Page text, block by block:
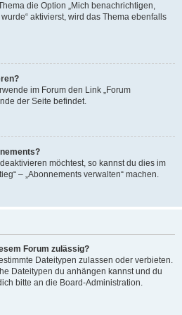
die Option „Mich benachrichtigen,
aktivierst, wird das Thema ebenfalls
im Forum den Link „Forum
der Seite befindet.
möchtest, so kannst du dies im
– „Abonnements verwalten“ machen.
Forum zulässig?
Dateitypen zulassen oder verbieten.
Dateitypen du anhängen kannst und du
bitte an die Board-Administration.